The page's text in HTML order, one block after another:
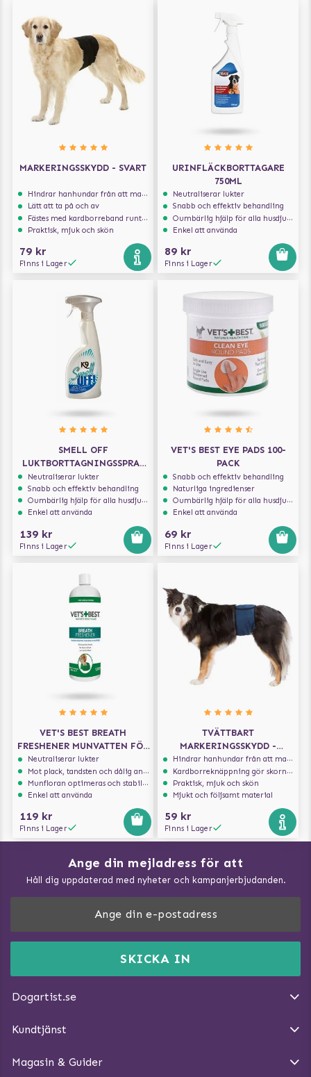
MARKERINGSSKYDD - SVART
Hindrar hanhundar från att markera inomhus
Lätt att ta på och av
Fästes med kardborreband runt magen
Praktisk, mjuk och skön
79 kr
Finns i Lager
URINFLÄCKBORTTAGARE
750ML
Neutraliserar lukter
Snabb och effektiv behandling
Oumbärlig hjälp för alla husdjursägare
Enkel att använda
89 kr
Finns i Lager
SMELL OFF
LUKTBORTTAGNINGSSPRAY
500 ML
Neutraliserar lukter
Snabb och effektiv behandling
Oumbärlig hjälp för alla husdjursägare
Enkel att använda
139 kr
Finns i Lager
VET'S BEST EYE PADS 100-
PACK
Snabb och effektiv behandling
Naturliga ingredienser
Oumbärlig hjälp för alla husdjursägare
Enkel att använda
69 kr
Finns i Lager
VET'S BEST BREATH
FRESHENER MUNVATTEN FÖR
HUND 500 ML
Neutraliserar lukter
Mot plack, tandsten och dålig andedräkt
Munfloran optimeras och stabiliseras
Enkel att använda
119 kr
Finns i Lager
TVÄTTBART
MARKERINGSSKYDD -
MÖRKBLÅ
Hindrar hanhundar från att markera inomhus
Kardborreknäppning gör skorna lätta att på och av
Praktisk, mjuk och skön
Mjukt och följsamt material
59 kr
Finns i Lager
Ange din mejladress för att
Håll dig uppdaterad med nyheter och kampanjerbjudanden.
SKICKA IN
Dogartist.se
DogArtist.se drivs av:
E-post:info@dogartist.se
Kundtjänst
Ångra Köp
Magasin & Guider
Vad kan hundar äta?
Träna Nose Work hemma
Så gör du promenaden roligare
Hundbäddar